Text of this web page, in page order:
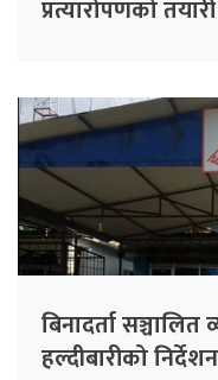
प्रत्यारोपणको तयारी
बिनादर्ता सञ्चालित
हल्दीबारीको निर्देशन